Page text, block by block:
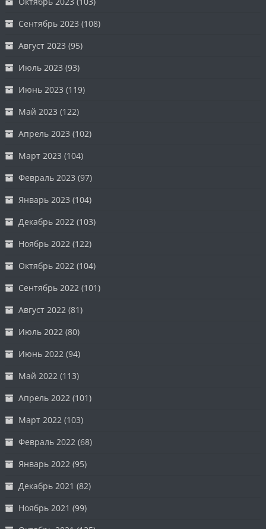
Сентябрь 2023 (108)
Август 2023 (95)
Июль 2023 (93)
Июнь 2023 (119)
Май 2023 (122)
Апрель 2023 (102)
Март 2023 (104)
Февраль 2023 (97)
Январь 2023 (104)
Декабрь 2022 (103)
Ноябрь 2022 (122)
Октябрь 2022 (104)
Сентябрь 2022 (101)
Август 2022 (81)
Июль 2022 (80)
Июнь 2022 (94)
Май 2022 (113)
Апрель 2022 (101)
Март 2022 (103)
Февраль 2022 (68)
Январь 2022 (95)
Декабрь 2021 (82)
Ноябрь 2021 (99)